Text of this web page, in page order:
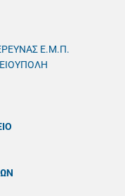
Ε.Μ.Π.